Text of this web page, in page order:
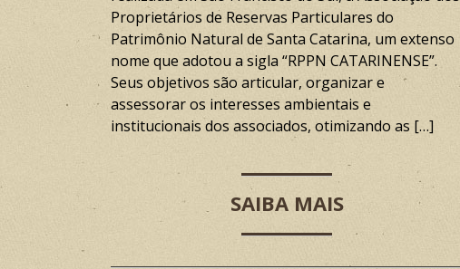
Proprietários de Reservas Particulares do
Patrimônio Natural de Santa Catarina, um extenso
nome que adotou a sigla “RPPN CATARINENSE”.
Seus objetivos são articular, organizar e
assessorar os interesses ambientais e
institucionais dos associados, otimizando as […]
SAIBA MAIS